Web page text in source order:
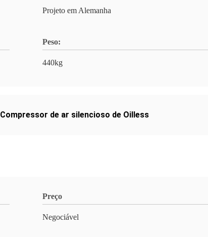
Projeto em Alemanha
Peso:
440kg
Compressor de ar silencioso de Oilless
Preço
Negociável